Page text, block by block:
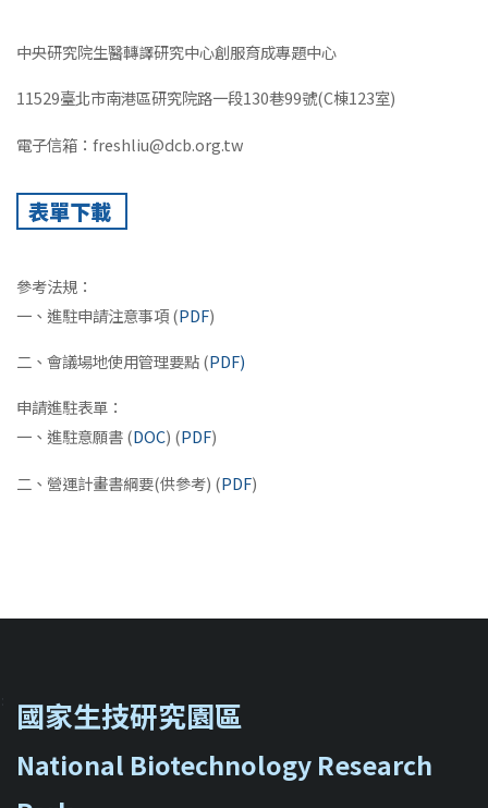
中央研究院生醫轉譯研究中心創服育成專題中心
11529臺北市南港區研究院路一段130巷99號(C棟123室)
電子信箱：freshliu@dcb.org.tw
表單下載
參考法規：
一、進駐申請注意事項 (PDF)
二、會議場地使用管理要點 (PDF)
申請進駐表單：
一、進駐意願書 (DOC) (PDF)
二、營運計畫書綱要(供參考) (PDF)
國家生技研究園區
National Biotechnology Research